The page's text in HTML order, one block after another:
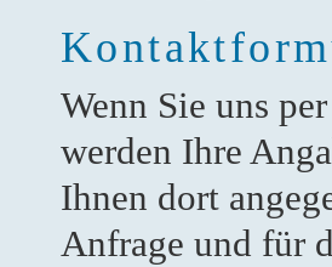
Wenn Sie uns
werden Ihre
Ihnen dort
Anfrage und für